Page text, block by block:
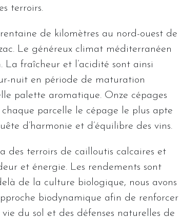
terroirs.
de kilomètres au nord-ouest de
Le généreux climat méditerranéen
fraîcheur et l’acidité sont ainsi
nuit en période de maturation
palette aromatique. Onze cépages
parcelle le cépage le plus apte
d’harmonie et d’équilibre des vins.
des terroirs de cailloutis calcaires et
et énergie. Les rendements sont
de la culture biologique, nous avons
biodynamique afin de renforcer
du sol et des défenses naturelles de